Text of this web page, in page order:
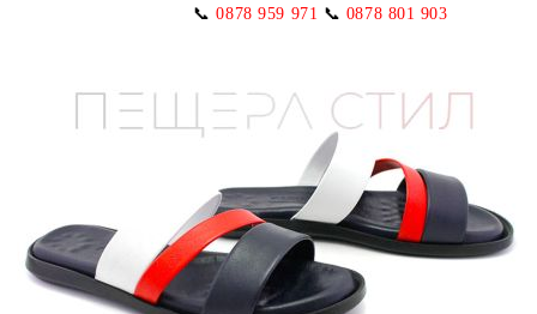
📞 0878 959 971 📞 0878 801 903